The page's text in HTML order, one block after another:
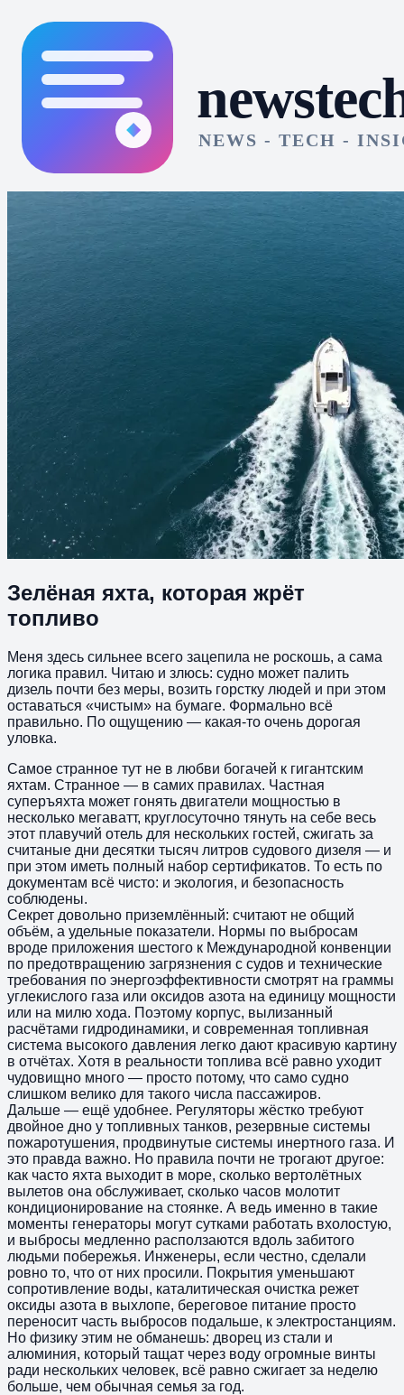
Зелёная яхта, которая жрёт
топливо
Меня здесь сильнее всего зацепила не роскошь, а сама
логика правил. Читаю и злюсь: судно может палить
дизель почти без меры, возить горстку людей и при этом
оставаться «чистым» на бумаге. Формально всё
правильно. По ощущению — какая-то очень дорогая
уловка.
Самое странное тут не в любви богачей к гигантским
яхтам. Странное — в самих правилах. Частная
суперъяхта может гонять двигатели мощностью в
несколько мегаватт, круглосуточно тянуть на себе весь
этот плавучий отель для нескольких гостей, сжигать за
считаные дни десятки тысяч литров судового дизеля — и
при этом иметь полный набор сертификатов. То есть по
документам всё чисто: и экология, и безопасность
соблюдены.
Секрет довольно приземлённый: считают не общий
объём, а удельные показатели. Нормы по выбросам
вроде приложения шестого к Международной конвенции
по предотвращению загрязнения с судов и технические
требования по энергоэффективности смотрят на граммы
углекислого газа или оксидов азота на единицу мощности
или на милю хода. Поэтому корпус, вылизанный
расчётами гидродинамики, и современная топливная
система высокого давления легко дают красивую картину
в отчётах. Хотя в реальности топлива всё равно уходит
чудовищно много — просто потому, что само судно
слишком велико для такого числа пассажиров.
Дальше — ещё удобнее. Регуляторы жёстко требуют
двойное дно у топливных танков, резервные системы
пожаротушения, продвинутые системы инертного газа. И
это правда важно. Но правила почти не трогают другое:
как часто яхта выходит в море, сколько вертолётных
вылетов она обслуживает, сколько часов молотит
кондиционирование на стоянке. А ведь именно в такие
моменты генераторы могут сутками работать вхолостую,
и выбросы медленно расползаются вдоль забитого
людьми побережья. Инженеры, если честно, сделали
ровно то, что от них просили. Покрытия уменьшают
сопротивление воды, каталитическая очистка режет
оксиды азота в выхлопе, береговое питание просто
переносит часть выбросов подальше, к электростанциям.
Но физику этим не обманешь: дворец из стали и
алюминия, который тащат через воду огромные винты
ради нескольких человек, всё равно сжигает за неделю
больше, чем обычная семья за год.